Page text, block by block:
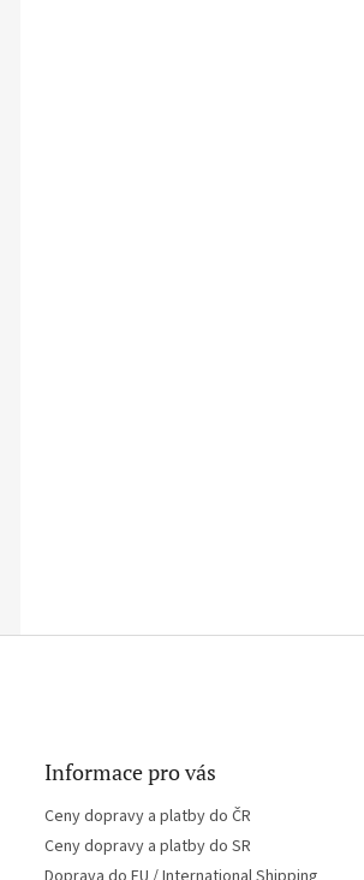
Informace pro vás
Ceny dopravy a platby do ČR
Ceny dopravy a platby do SR